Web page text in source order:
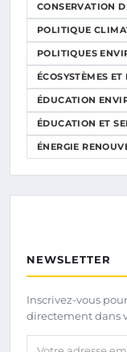
CONSERVATION
POLITIQUE
POLITIQUES
ÉCOSYSTÈMES
ÉDUCATION
ÉDUCATION ET
ÉNERGIE
NEWSLETTER
Inscrivez-vous
directement dans
Votre adresse